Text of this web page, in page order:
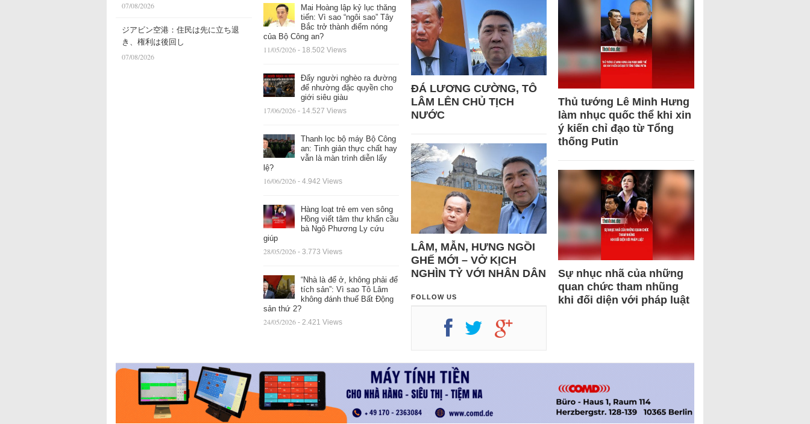
07/08/2026
ジアビン空港：住民は先に立ち退
き、権利は後回し
07/08/2026
Mai Hoàng lập kỷ lục thăng
tiến: Vì sao “ngôi sao” Tây
Bắc trở thành điểm nóng
của Bộ Công an?
11/05/2026 - 18.502 Views
Đẩy người nghèo ra đường
để nhường đặc quyền cho
giới siêu giàu
17/06/2026 - 14.527 Views
Thanh lọc bộ máy Bộ Công
an: Tinh giản thực chất hay
vẫn là màn trình diễn lấy
lệ?
16/06/2026 - 4.942 Views
Hàng loạt trẻ em ven sông
Hồng viết tâm thư khẩn cầu
bà Ngô Phương Ly cứu
giúp
28/05/2026 - 3.773 Views
“Nhà là để ở, không phải để
tích sản”: Vì sao Tô Lâm
không đánh thuế Bất Động
sản thứ 2?
24/05/2026 - 2.421 Views
ĐÁ LƯƠNG CƯỜNG, TÔ
LÂM LÊN CHỦ TỊCH
NƯỚC
LÂM, MẪN, HƯNG NGỒI
GHẾ MỚI – VỞ KỊCH
NGHÌN TỶ VỚI NHÂN DÂN
FOLLOW US
Thủ tướng Lê Minh Hưng
làm nhục quốc thể khi xin
ý kiến chỉ đạo từ Tổng
thống Putin
Sự nhục nhã của những
quan chức tham nhũng
khi đối diện với pháp luật